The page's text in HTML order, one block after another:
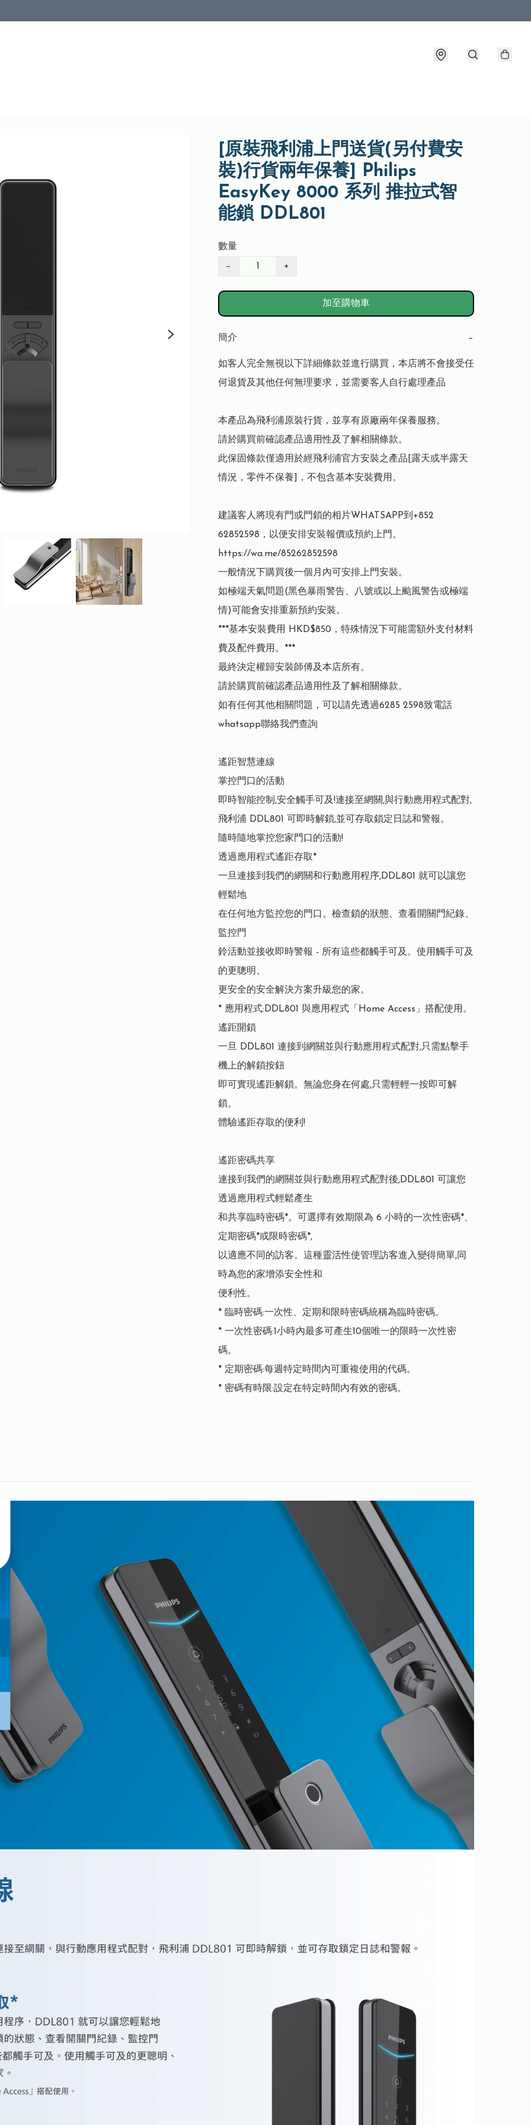
[原裝飛利浦上門送貨(另付費安
裝)行貨兩年保養] Philips
EasyKey 8000 系列 推拉式智
能鎖 DDL801
數量
− +
加至購物車
簡介 −
如客人完全無視以下詳細條款並進行購買，本店將不會接受任
何退貨及其他任何無理要求，並需要客人自行處理產品
本產品為飛利浦原裝行貨，並享有原廠兩年保養服務。
請於購買前確認產品適用性及了解相關條款。
此保固條款僅適用於經飛利浦官方安裝之產品[露天或半露天
情況，零件不保養]，不包含基本安裝費用。
建議客人將現有門或門鎖的相片WHATSAPP到+852
62852598，以便安排安裝報價或預約上門。
https://wa.me/85262852598
一般情況下購買後一個月內可安排上門安裝。
如極端天氣問題(黑色暴雨警告、八號或以上颱風警告或極端
情)可能會安排重新預約安裝。
***基本安裝費用 HKD$850，特殊情況下可能需額外支付材料
費及配件費用。***
最終決定權歸安裝師傅及本店所有。
請於購買前確認產品適用性及了解相關條款。
如有任何其他相關問題，可以請先透過6285 2598致電話
whatsapp聯絡我們查詢
遙距智慧連線
掌控門口的活動
即時智能控制,安全觸手可及!連接至網關,與行動應用程式配對,
飛利浦 DDL801 可即時解鎖,並可存取鎖定日誌和警報。
隨時隨地掌控您家門口的活動!
透過應用程式遙距存取*
一旦連接到我們的網關和行動應用程序,DDL801 就可以讓您
輕鬆地
在任何地方監控您的門口。檢查鎖的狀態、查看開關門紀錄、
監控門
鈴活動並接收即時警報 - 所有這些都觸手可及。使用觸手可及
的更聰明、
更安全的安全解決方案升級您的家。
* 應用程式:DDL801 與應用程式「Home Access」搭配使用。
遙距開鎖
一旦 DDL801 連接到網關並與行動應用程式配對,只需點擊手
機上的解鎖按鈕
即可實現遙距解鎖。無論您身在何處,只需輕輕一按即可解
鎖。
體驗遙距存取的便利!
遙距密碼共享
連接到我們的網關並與行動應用程式配對後,DDL801 可讓您
透過應用程式輕鬆產生
和共享臨時密碼*。可選擇有效期限為 6 小時的一次性密碼*、
定期密碼*或限時密碼*,
以適應不同的訪客。這種靈活性使管理訪客進入變得簡單,同
時為您的家增添安全性和
便利性。
* 臨時密碼:一次性、定期和限時密碼統稱為臨時密碼。
* 一次性密碼:1小時內最多可產生10個唯一的限時一次性密
碼。
* 定期密碼:每週特定時間內可重複使用的代碼。
* 密碼有時限:設定在特定時間內有效的密碼。